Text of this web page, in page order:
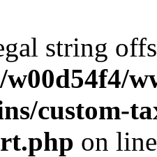
string
custom-
on